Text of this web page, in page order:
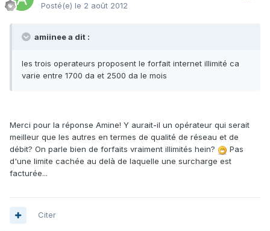
Posté(e) le 2 août 2012
amiinee a dit :
les trois operateurs proposent le forfait internet illimité ca
varie entre 1700 da et 2500 da le mois
Merci pour la réponse Amine! Y aurait-il un opérateur qui serait
meilleur que les autres en termes de qualité de réseau et de
débit? On parle bien de forfaits vraiment illimités hein?
Pas
d'une limite cachée au delà de laquelle une surcharge est
facturée...
Citer